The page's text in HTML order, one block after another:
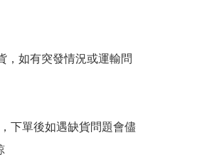
，如有突發情況或運輸問
下單後如遇缺貨問題會儘